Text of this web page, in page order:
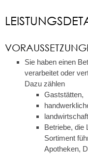
Sie haben einen
verarbeitet oder
Dazu zählen
Gaststätten,
Betriebe, die
Sortiment
Apotheken,